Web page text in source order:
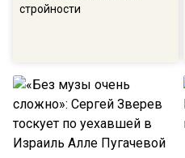
стройности